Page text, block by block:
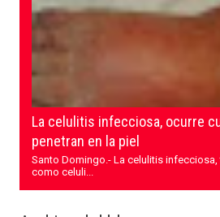
La celulitis infecciosa, ocurre
penetran en la piel
Santo Domingo.- La celulitis
como celuli...